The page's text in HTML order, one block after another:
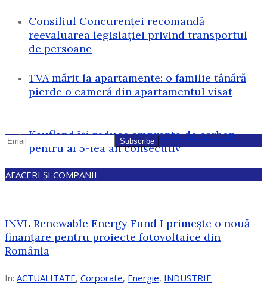
Consiliul Concurenței recomandă
reevaluarea legislației privind transportul
de persoane
TVA mărit la apartamente: o familie tânără
pierde o cameră din apartamentul visat
Kaufland își reduce amprenta de carbon
pentru al 5-lea an consecutiv
AFACERI ȘI COMPANII
INVL Renewable Energy Fund I primește o nouă
finanțare pentru proiecte fotovoltaice din
România
In: ACTUALITATE, Corporate, Energie, INDUSTRIE